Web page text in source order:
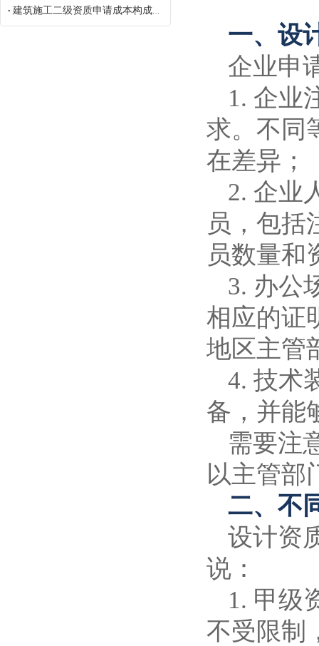
• 建筑施工二级资质申请成本构成参考
一、设
企业申
1. 企业
求。不同
在差异；
2. 企业
员，包括
员数量和
3. 办公
相应的证
地区主管
4. 技术
备，并能
需要注
以主管部
二、不
设计资
说：
1. 甲级
不受限制